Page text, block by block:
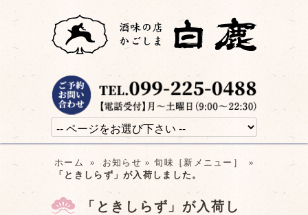
ホーム » お知らせ » 旬味［新メニュー］
»
「ときしらず」が入荷しました。
「ときしらず」が入荷し